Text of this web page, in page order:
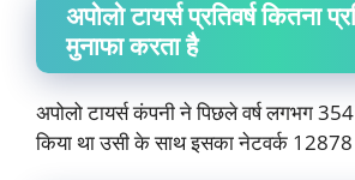
अपोलो टायर्स प्रतिवर्ष कितना
मुनाफा करता है
अपोलो टायर्स कंपनी ने पिछले वर्ष लगभग
किया था उसी के साथ इसका नेटवर्क